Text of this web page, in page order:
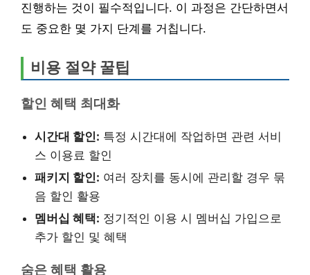
진행하는 것이 필수적입니다. 이 과정은 간단하면서
도 중요한 몇 가지 단계를 거칩니다.
비용 절약 꿀팁
할인 혜택 최대화
시간대 할인: 특정 시간대에 작업하면 관련 서비
스 이용료 할인
패키지 할인: 여러 장치를 동시에 관리할 경우 묶
음 할인 활용
멤버십 혜택: 정기적인 이용 시 멤버십 가입으로
추가 할인 및 혜택
숨은 혜택 활용